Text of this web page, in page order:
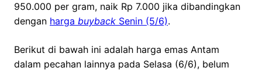
950.000 per gram, naik Rp 7.000 jika dibandingkan
dengan harga buyback Senin (5/6).
Berikut di bawah ini adalah harga emas Antam
dalam pecahan lainnya pada Selasa (6/6), belum